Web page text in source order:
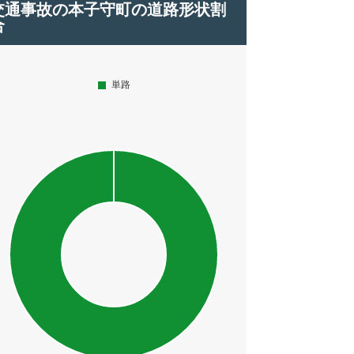
通事故の本子守町の道路形状割